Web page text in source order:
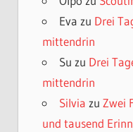
Eva zu Drei
mittendrin
Su zu Drei
mittendrin
Silvia zu Zwei
und tausend